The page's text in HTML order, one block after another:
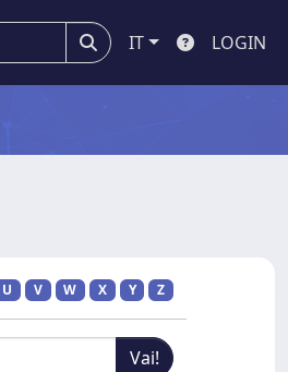
IT LOGIN
U V W X Y Z